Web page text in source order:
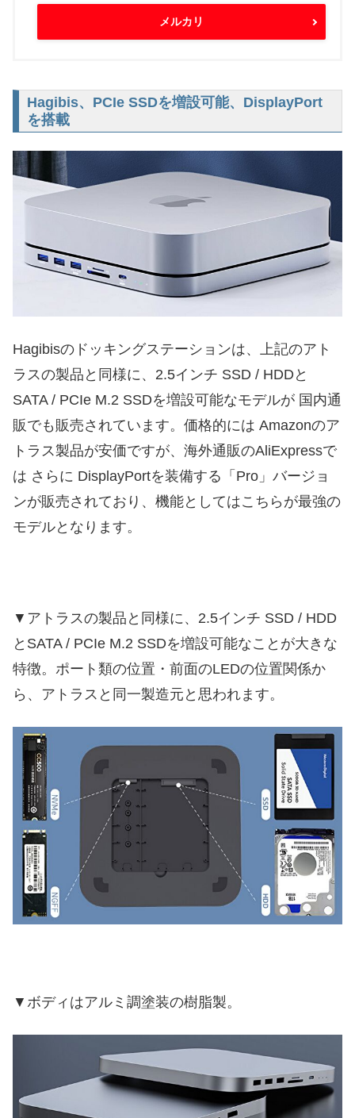
メルカリ
Hagibis、PCIe SSDを増設可能、DisplayPort
を搭載
Hagibisのドッキングステーションは、上記のアト
ラスの製品と同様に、2.5インチ SSD / HDDと
SATA / PCIe M.2 SSDを増設可能なモデルが 国内通
販でも販売されています。価格的には Amazonのア
トラス製品が安価ですが、海外通販のAliExpressで
は さらに DisplayPortを装備する「Pro」バージョ
ンが販売されており、機能としてはこちらが最強の
モデルとなります。
▼アトラスの製品と同様に、2.5インチ SSD / HDD
とSATA / PCIe M.2 SSDを増設可能なことが大きな
特徴。ポート類の位置・前面のLEDの位置関係か
ら、アトラスと同一製造元と思われます。
▼ボディはアルミ調塗装の樹脂製。